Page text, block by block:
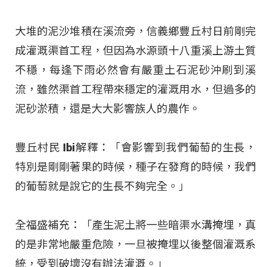
大堆的泥沙堆積在溪流旁，信義鄉豐丘村日前剛完
成灌溉渠首工程，但因為水源頭十八重溪上游土質
不穩，每逢下雨必然會有嚴重土石泥砂沖刷到溪
流，雖然渠首工程帶來穩定的灌溉用水，但過多的
泥砂淤積，還是大大影響族人的農作。
豐丘村民 Ibi解釋：「會影響到我們葡萄的生長，
特別是剛剛著果的時候，種子在發育的時候，我們
的葡萄就是說它的生長不夠完全。」
全福盛補充：「產生泥土將一些暗渠水溝掩埋，真
的是非常地嚴重危險，一旦被掩埋以後整個灌溉系
統，受到破壞沒有辦法灌溉。」